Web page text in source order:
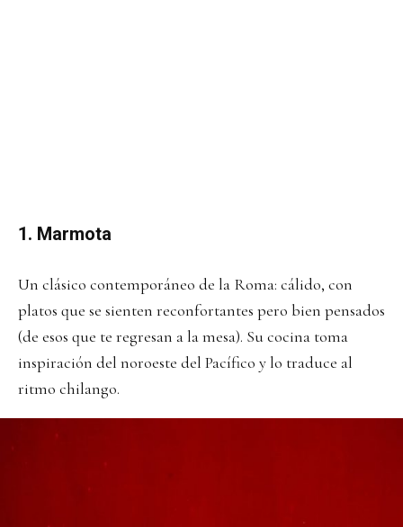
1. Marmota
Un clásico contemporáneo de la Roma: cálido, con
platos que se sienten reconfortantes pero bien pensados
(de esos que te regresan a la mesa). Su cocina toma
inspiración del noroeste del Pacífico y lo traduce al
ritmo chilango.